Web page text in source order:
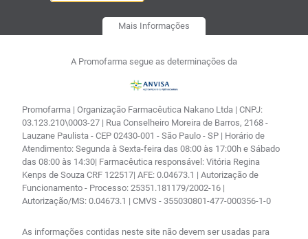
Mais Informações
A Promofarma segue as determinações da
Promofarma | Organização Farmacêutica Nakano Ltda | CNPJ:
03.123.210\0003-27 | Rua Conselheiro Moreira de Barros, 2168 -
Lauzane Paulista - CEP 02430-001 - São Paulo - SP | Horário de
Atendimento: Segunda à Sexta-feira das 08:00 às 17:00h e Sábado
das 08:00 às 14:30| Farmacêutica responsável: Vitória Regina
Kenps de Souza CRF 122517| AFE: 0.04673.1 | Autorização de
Funcionamento - Processo: 25351.181179/2002-16 |
Autorização/MS: 0.04673.1 | CMVS - 355030801-477-000356-1-0
As informações contidas neste site não devem ser usadas para